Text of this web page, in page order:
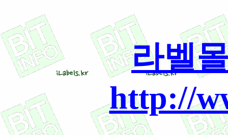
라벨
http://